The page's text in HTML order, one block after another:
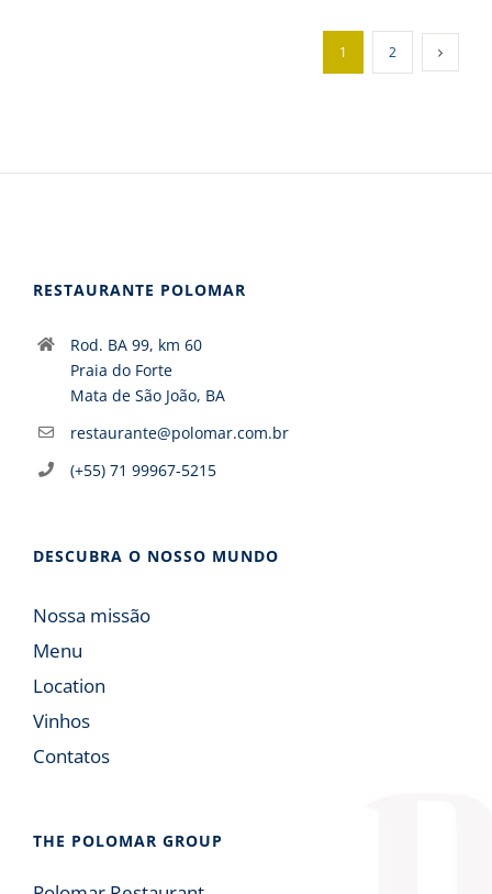
1 2
RESTAURANTE POLOMAR
Rod. BA 99, km 60
Praia do Forte
Mata de São João, BA
restaurante@polomar.com.br
(+55) 71 99967-5215
DESCUBRA O NOSSO MUNDO
Nossa missão
Menu
Location
Vinhos
Contatos
THE POLOMAR GROUP